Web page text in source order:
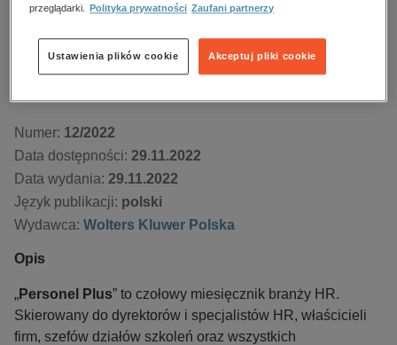
Numery archiwalne
Numer: 12/2022
Data dostępności: 29.11.2022
Data wydania: 29.11.2022
Język publikacji: polski
Wydawca: Wolters Kluwer Polska
Opis
„Personel Plus” to czołowy miesięcznik branży HR.
Skierowany do dyrektorów i specjalistów HR, właścicieli
firm, szefów działów szkoleń oraz wszystkich
przeglądarki.
Polityka prywatności Zaufani partnerzy
Akceptuj pliki cookie
Ustawienia plików cookie